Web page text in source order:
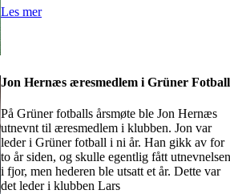
Les mer
Jon Hernæs æresmedlem i Grüner Fotball
På Grüner fotballs årsmøte ble Jon Hernæs
utnevnt til æresmedlem i klubben. Jon var
leder i Grüner fotball i ni år. Han gikk av for
to år siden, og skulle egentlig fått utnevnelsen
i fjor, men hederen ble utsatt et år. Dette var
det leder i klubben Lars